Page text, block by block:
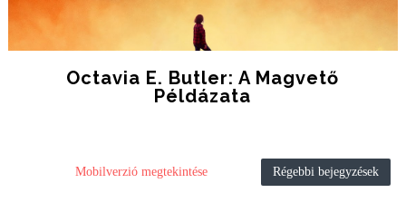
Octavia E. Butler: A Magvető
Példázata
Régebbi bejegyzések
Mobilverzió megtekintése